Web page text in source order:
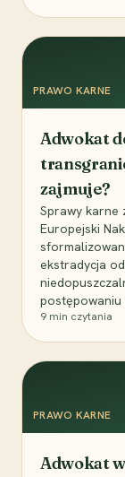
PRAWO KARNE
Adwokat
zajmuje?
Sprawy karne
Europejski
ekstradycja
postępowaniu
9 min czytania
PRAWO KARNE
Adwokat